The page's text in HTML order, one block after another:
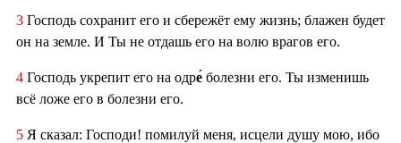
3 Господь сохранит его и сбережёт ему жизнь; блажен будет
он на земле. И Ты не отдашь его на волю врагов его.
4 Господь укрепит его на одре́ болезни его. Ты изменишь
всё ложе его в болезни его.
5 Я сказал: Господи! помилуй меня, исцели душу мою, ибо